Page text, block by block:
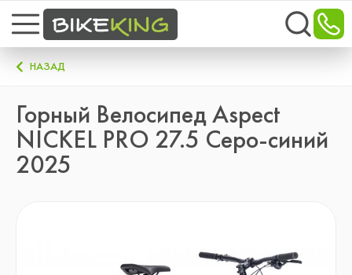
НАЗАД
Горный Велосипед Aspect
NICKEL PRO 27.5 Серо-синий
2025